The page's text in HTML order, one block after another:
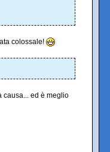
colossale!
causa... ed è meglio